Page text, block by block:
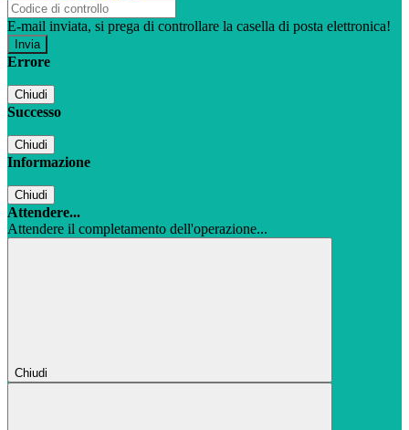
E-mail inviata, si prega di controllare la casella di posta elettronica!
Errore
Chiudi
Successo
Chiudi
Informazione
Chiudi
Attendere...
Attendere il completamento dell'operazione...
Chiudi